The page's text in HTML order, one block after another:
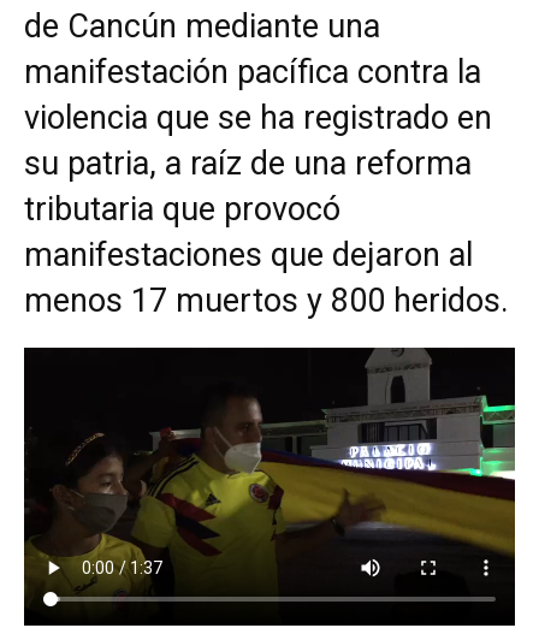
de Cancún mediante una
manifestación pacífica contra la
violencia que se ha registrado en
su patria, a raíz de una reforma
tributaria que provocó
manifestaciones que dejaron al
menos 17 muertos y 800 heridos.